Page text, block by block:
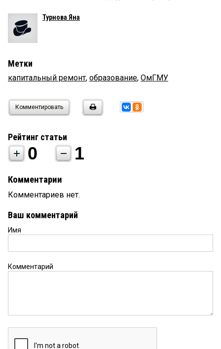
Турнова Яна
Метки
капитальный ремонт, образование, ОмГМУ
Комментировать
Рейтинг статьи
0 1
Комментарии
Комментариев нет.
Ваш комментарий
Имя
Комментарий